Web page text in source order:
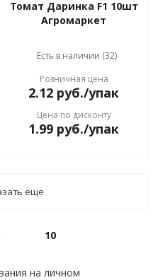
Томат Даринка F1 10шт
Агромаркет
Есть в наличии (32)
Розничная цена
2.12 руб./упак
Цена по дисконту
1.99 руб./упак
еще
10
на личном